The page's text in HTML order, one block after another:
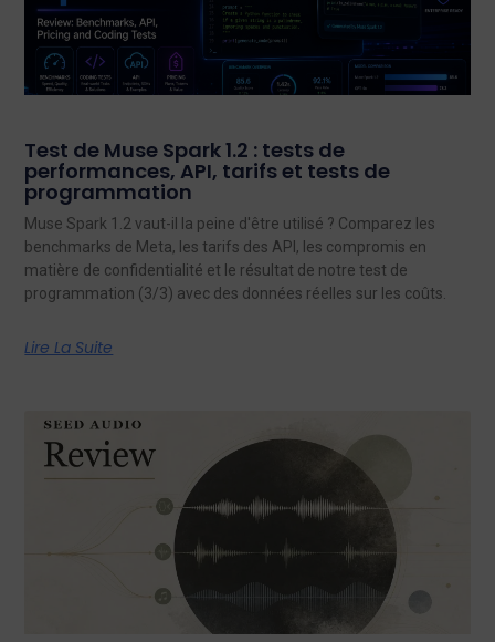
Test de Muse Spark 1.2 : tests de
performances, API, tarifs et tests de
programmation
Muse Spark 1.2 vaut-il la peine d'être utilisé ? Comparez les
benchmarks de Meta, les tarifs des API, les compromis en
matière de confidentialité et le résultat de notre test de
programmation (3/3) avec des données réelles sur les coûts.
Lire La Suite